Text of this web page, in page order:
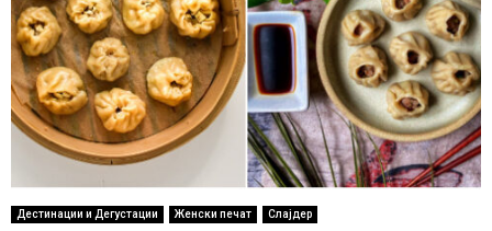
Дестинации и Дегустации Женски печат Слајдер